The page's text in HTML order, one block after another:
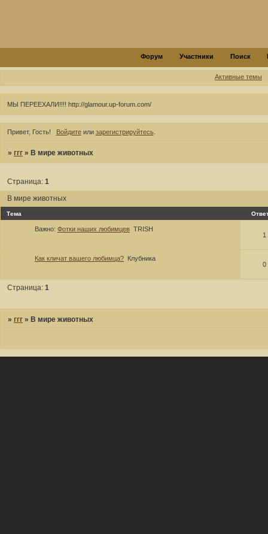
Форум Участники Поиск
Активные темы
МЫ ПЕРЕЕХАЛИ!!!! http://glamour.up-forum.com/
Привет, Гость! Войдитеили зарегистрируйтесь.
» ггг »В мире животных
В мире животных
Страница:1
Тема
Важно: Фотки наших любимцев TRISH
1
Как кличат вашего любимца? Клубника
0
Страница:1
» ггг »В мире животных